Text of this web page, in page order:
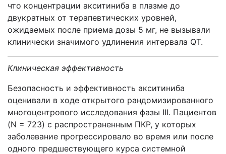
что концентрации акситиниба в плазме до
двукратных от терапевтических уровней,
ожидаемых после приема дозы 5 мг, не вызывали
клинически значимого удлинения интервала QT.
Клиническая эффективность
Безопасность и эффективность акситиниба
оценивали в ходе открытого рандомизированного
многоцентрового исследования фазы III. Пациентов
(N = 723) с распространенным ПКР, у которых
заболевание прогрессировало во время или после
одного предшествующего курса системной